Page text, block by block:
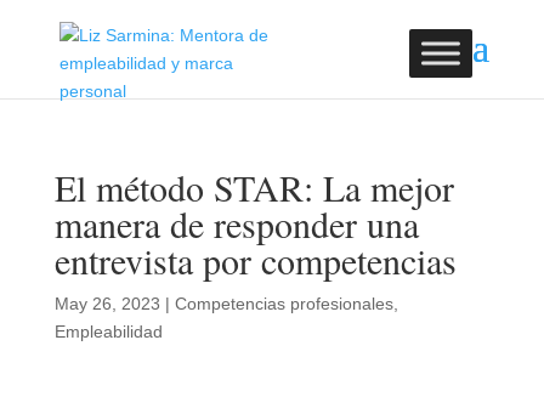
El método STAR: La mejor
manera de responder una
entrevista por competencias
May 26, 2023 | Competencias profesionales,
Empleabilidad